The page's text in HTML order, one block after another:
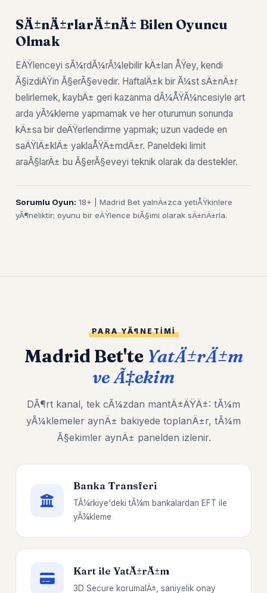
SÄ±nÄ±rlarÄ±nÄ± Bilen Oyuncu
Olmak
EÄŸlenceyi sÃ¼rdÃ¼rÃ¼lebilir kÄ±lan ÅŸey, kendi
Ã§izdiÄŸin Ã§erÃ§evedir. HaftalÄ±k bir Ã¼st sÄ±nÄ±r
belirlemek, kaybÄ± geri kazanma dÃ¼ÅŸÃ¼ncesiyle art
arda yÃ¼kleme yapmamak ve her oturumun sonunda
kÄ±sa bir deÄŸerlendirme yapmak; uzun vadede en
saÄŸlÄ±klÄ± yaklaÅŸÄ±mdÄ±r. Paneldeki limit
araÃ§larÄ± bu Ã§erÃ§eveyi teknik olarak da destekler.
Sorumlu Oyun: 18+ | Madrid Bet yalnÄ±zca yetiÅŸkinlere
yÃ¶neliktir; oyunu bir eÄŸlence biÃ§imi olarak sÄ±nÄ±rla.
PARA YÃ¶NETIMI
Madrid Bet'te YatÄ±rÄ±m
ve Ã‡ekim
DÃ¶rt kanal, tek cÃ¼zdan mantÄ±ÄŸÄ±: tÃ¼m
yÃ¼klemeler aynÄ± bakiyede toplanÄ±r, tÃ¼m
Ã§ekimler aynÄ± panelden izlenir.
Banka Transferi
TÃ¼rkiye'deki tÃ¼m bankalardan EFT ile
yÃ¼kleme
Kart ile YatÄ±rÄ±m
3D Secure korumalÄ±, saniyelik onay